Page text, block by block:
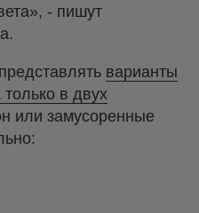
- пишут
варианты
только в двух
или замусоренные